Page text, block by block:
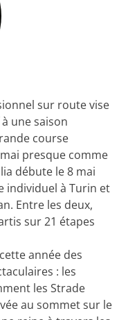
sur route vise
une saison
course
presque comme
débute le 8 mai
individuel à Turin et
Entre les deux,
sur 21 étapes
année des
: les
les Strade
au sommet sur le